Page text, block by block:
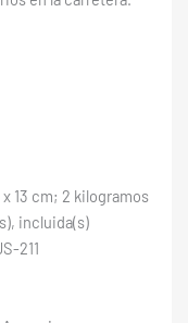
x 13 cm; 2 kilogramos
incluida(s)
211